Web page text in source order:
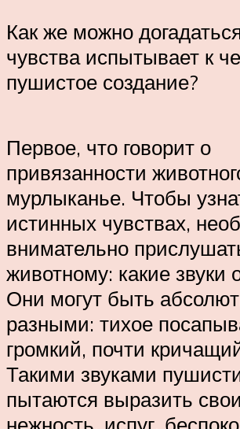
Как же можно
чувства испытывает к
пушистое создание?
Первое, что говорит о
привязанности
мурлыканье. Чтобы
истинных чувствах,
внимательно
животному: какие звуки
Они могут быть
разными: тихое
громкий, почти
Такими звуками
пытаются выразить